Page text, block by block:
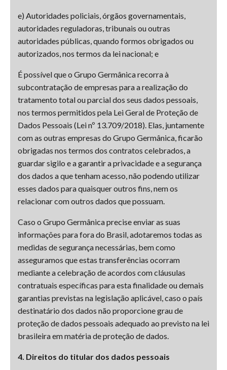
e) Autoridades policiais, órgãos governamentais,
autoridades reguladoras, tribunais ou outras
autoridades públicas, quando formos obrigados ou
autorizados, nos termos da lei nacional; e
É possível que o Grupo Germânica recorra à
subcontratação de empresas para a realização do
tratamento total ou parcial dos seus dados pessoais,
nos termos permitidos pela Lei Geral de Proteção de
Dados Pessoais (Lei nº 13.709/2018). Elas, juntamente
com as outras empresas do Grupo Germânica, ficarão
obrigadas nos termos dos contratos celebrados, a
guardar sigilo e a garantir a privacidade e a segurança
dos dados a que tenham acesso, não podendo utilizar
esses dados para quaisquer outros fins, nem os
relacionar com outros dados que possuam.
Caso o Grupo Germânica precise enviar as suas
informações para fora do Brasil, adotaremos todas as
medidas de segurança necessárias, bem como
asseguramos que estas transferências ocorram
mediante a celebração de acordos com cláusulas
contratuais específicas para esta finalidade ou demais
garantias previstas na legislação aplicável, caso o país
destinatário dos dados não proporcione grau de
proteção de dados pessoais adequado ao previsto na lei
brasileira em matéria de proteção de dados.
4. Direitos do titular dos dados pessoais